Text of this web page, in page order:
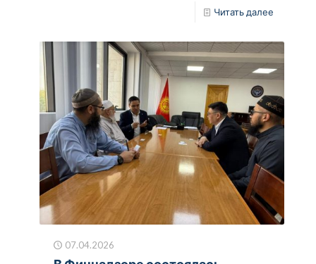
Читать далее
07.04.2026